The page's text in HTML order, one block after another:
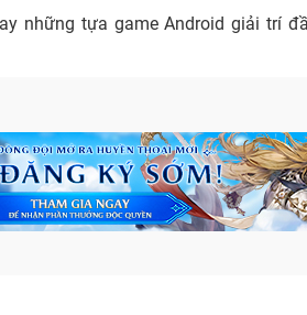
những tựa game Android giải trí